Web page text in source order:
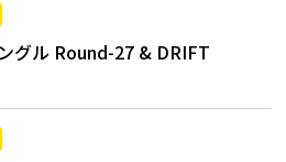
グル Round-27 & DRIFT